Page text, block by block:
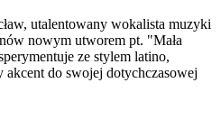
utalentowany wokalista muzyki
nowym utworem pt. "Mała
ze stylem latino,
akcent do swojej dotychczasowej